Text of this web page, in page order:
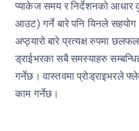
प्याकेज समय र निर्देशनको
आउट) गर्ने बारे पनि यिनले
अप्ठ्यारो बारे प्रत्यक्ष रुपमा
ड्राईभरका सबै समस्याहरु
गर्नेछ। वास्तवमा प्रोड्राइभरले
काम गर्नेछ।